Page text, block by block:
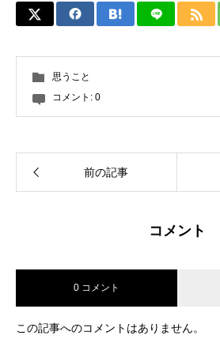
思うこと
コメント: 0
前の記事
コメント
0 コメント
この記事へのコメントはありません。